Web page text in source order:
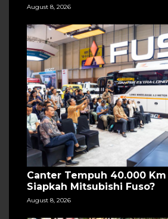
August 8, 2026
Canter Tempuh 40.000
Siapkah Mitsubishi Fuso?
August 8, 2026